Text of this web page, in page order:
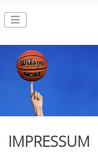
IMPRESSUM